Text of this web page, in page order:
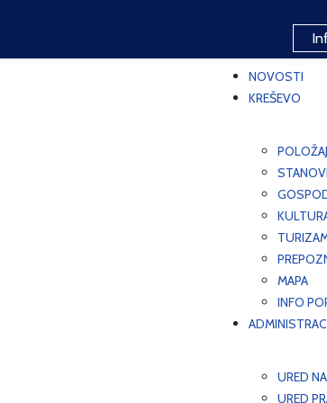
NOVOSTI
KREŠEVO
POLOŽAJ
MAPA
INFO
URED
URED